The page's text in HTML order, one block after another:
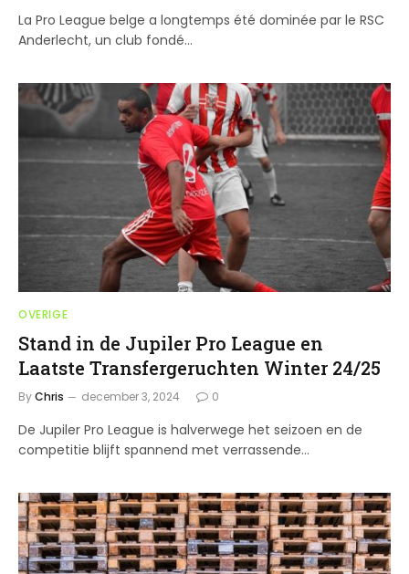
La Pro League belge a longtemps été dominée par le RSC
Anderlecht, un club fondé…
OVERIGE
Stand in de Jupiler Pro League en
Laatste Transfergeruchten Winter 24/25
ByChris december 3, 2024 0
De Jupiler Pro League is halverwege het seizoen en de
competitie blijft spannend met verrassende…